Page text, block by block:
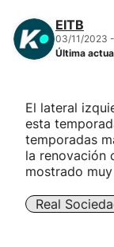
Atletismo
Más deportes
"Helmuga"
EITB
03/11/2023
Última
El lateral
esta
temporadas
la renovación
mostrado
Real